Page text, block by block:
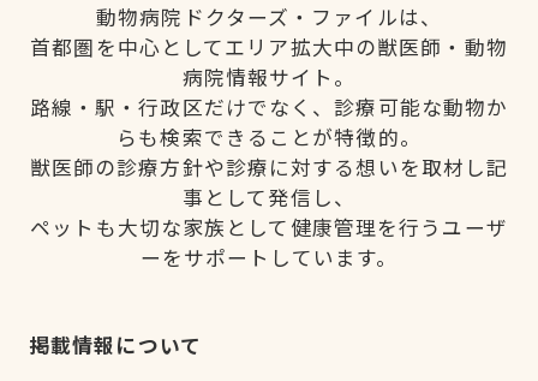
動物病院ドクターズ・ファイルは、
首都圏を中心としてエリア拡大中の獣医師・動物
病院情報サイト。
路線・駅・行政区だけでなく、診療可能な動物か
らも検索できることが特徴的。
獣医師の診療方針や診療に対する想いを取材し記
事として発信し、
ペットも大切な家族として健康管理を行うユーザ
ーをサポートしています。
掲載情報について